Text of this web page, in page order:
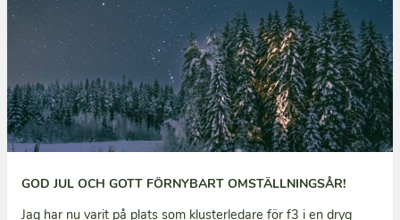
GOD JUL OCH GOTT FÖRNYBART OMSTÄLLNINGSÅR!
Jag har nu varit på plats som klusterledare för f3 i en dryg